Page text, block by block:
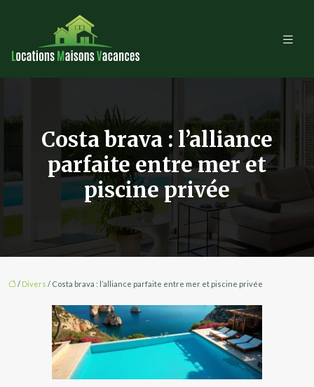
Costa brava : l’alliance
parfaite entre mer et
piscine privée
/ Divers / Costa brava : l’alliance parfaite entre mer et piscine privée